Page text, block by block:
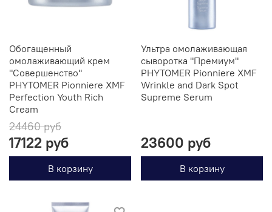
Обогащенный
омолаживающий крем
"Совершенство"
PHYTOMER Pionniere XMF
Perfection Youth Rich
Cream
24460 руб
17122 руб
В корзину
Ультра омолаживающая
сыворотка "Премиум"
PHYTOMER Pionniere XMF
Wrinkle and Dark Spot
Supreme Serum
23600 руб
В корзину